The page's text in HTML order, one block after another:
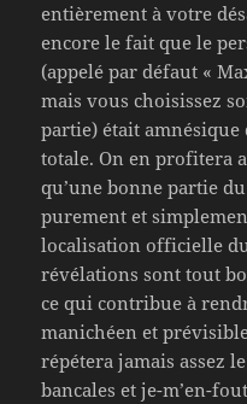
entièrement à votre
encore le fait que le
(appelé par défaut «
mais vous choisissez
partie) était
totale. On en profitera
qu’une bonne partie
purement et
localisation officielle
révélations sont tout
ce qui contribue à
manichéen et
répétera jamais assez
bancales et je-m’en-